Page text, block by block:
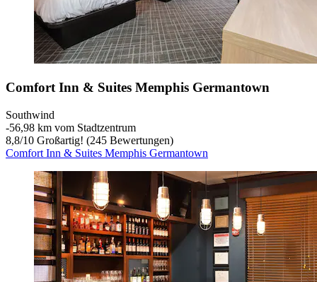
Comfort Inn & Suites Memphis Germantown
Southwind
‐56,98 km vom Stadtzentrum
8,8/10 Großartig! (245 Bewertungen)
Comfort Inn & Suites Memphis Germantown